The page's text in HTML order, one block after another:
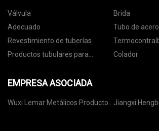
Válvula
Brida
Adecuado
Tubo de acero
Revestimiento de tuberías
Productos tubulares para
Colador
EMPRESA ASOCIADA
Wuxi Lemar Metálicos Productos
Jiangxi Hengbu Fitness Equipo